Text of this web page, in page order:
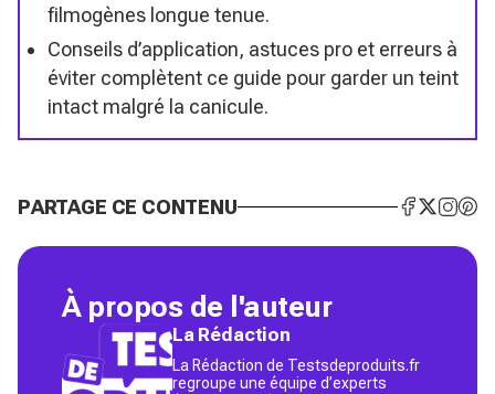
filmogènes longue tenue.
Conseils d’application, astuces pro et erreurs à
éviter complètent ce guide pour garder un teint
intact malgré la canicule.
PARTAGE CE CONTENU
À propos de l'auteur
La Rédaction
La Rédaction de Testsdeproduits.fr
regroupe une équipe d’experts